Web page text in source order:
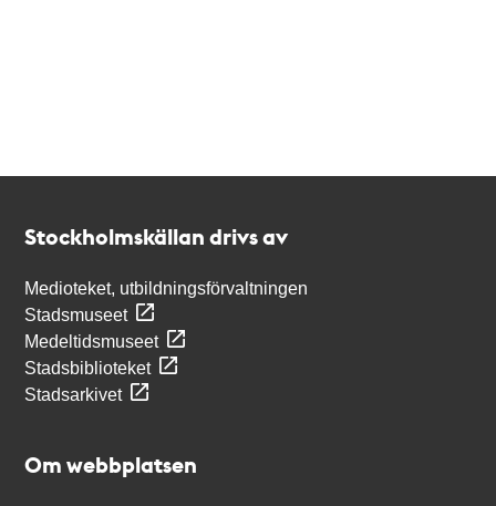
Stockholmskällan drivs av
Medioteket, utbildningsförvaltningen
Stadsmuseet
Medeltidsmuseet
Stadsbiblioteket
Stadsarkivet
Om webbplatsen